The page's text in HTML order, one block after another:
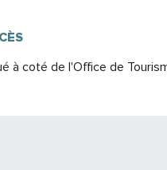
à coté de l'Office de